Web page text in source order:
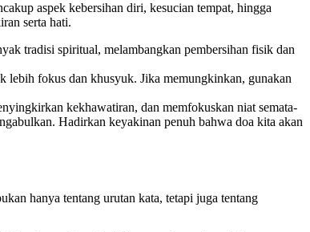
aspek kebersihan diri, kesucian tempat, hingga
serta hati.
tradisi spiritual, melambangkan pembersihan fisik dan
lebih fokus dan khusyuk. Jika memungkinkan, gunakan
kekhawatiran, dan memfokuskan niat semata-
Hadirkan keyakinan penuh bahwa doa kita akan
hanya tentang urutan kata, tetapi juga tentang